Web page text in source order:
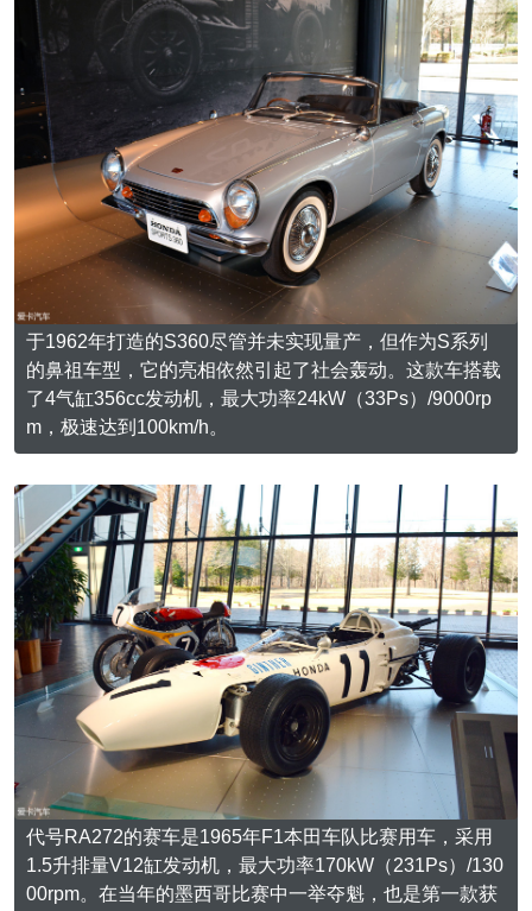
于1962年打造的S360尽管并未实现量产，但作为S系列
的鼻祖车型，它的亮相依然引起了社会轰动。这款车搭载
了4气缸356cc发动机，最大功率24kW（33Ps）/9000rp
m，极速达到100km/h。
代号RA272的赛车是1965年F1本田车队比赛用车，采用
1.5升排量V12缸发动机，最大功率170kW（231Ps）/130
00rpm。在当年的墨西哥比赛中一举夺魁，也是第一款获